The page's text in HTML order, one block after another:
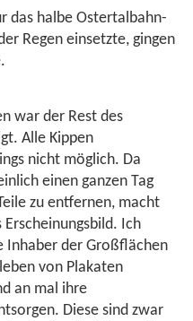
das halbe Ostertalbahn-
Regen einsetzte, gingen
war der Rest des
Alle Kippen
nicht möglich. Da
einen ganzen Tag
zu entfernen, macht
Ich
Inhaber der Großflächen
von Plakaten
an mal ihre
Diese sind zwar